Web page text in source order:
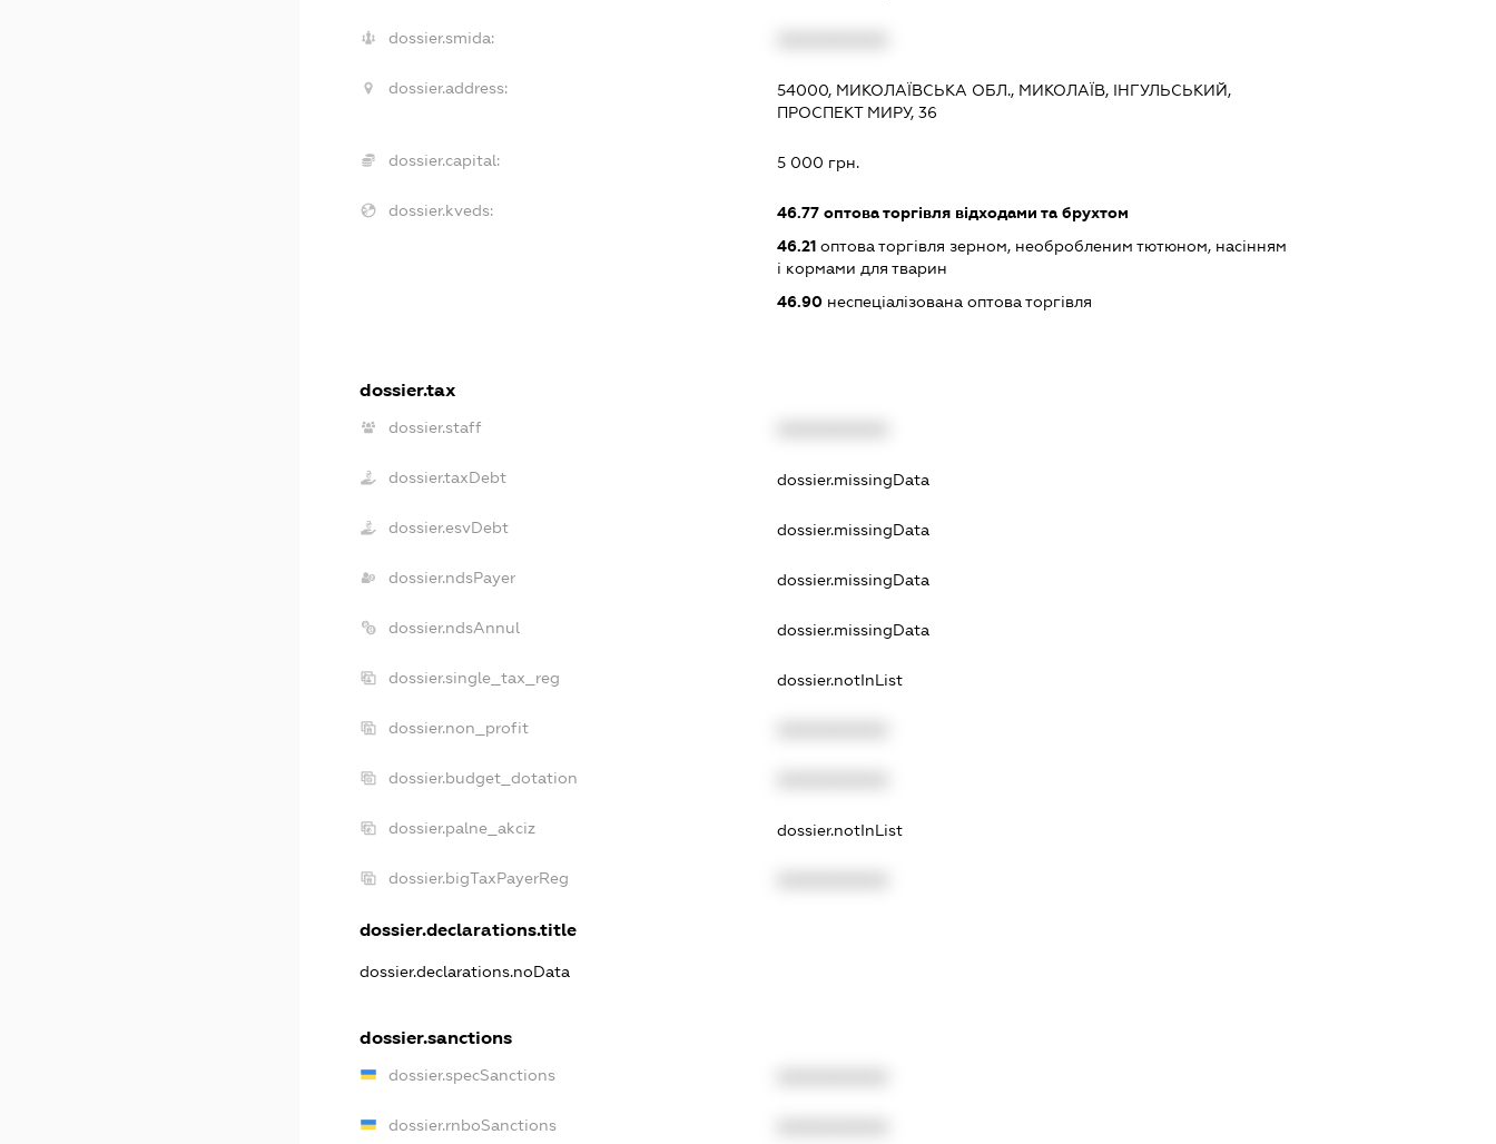
dossier.smida:
dossier.address:
54000, МИКОЛАЇВСЬКА ОБЛ., МИКОЛАЇВ, ІНГУЛЬСЬКИЙ,
ПРОСПЕКТ МИРУ, 36
dossier.capital: 5 000 грн.
dossier.kveds: 46.77оптова торгівля відходами та брухтом
46.21оптова торгівля зерном, необробленим тютюном, насінням
і кормами для тварин
46.90неспеціалізована оптова торгівля
dossier.tax
dossier.staff
dossier.taxDebt dossier.missingData
dossier.esvDebt dossier.missingData
dossier.ndsPayer dossier.missingData
dossier.ndsAnnul dossier.missingData
dossier.single_tax_reg dossier.notInList
dossier.non_profit
dossier.budget_dotation
dossier.palne_akciz dossier.notInList
dossier.bigTaxPayerReg
dossier.declarations.title
dossier.declarations.noData
dossier.sanctions
dossier.specSanctions
dossier.rnboSanctions